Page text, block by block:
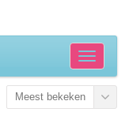
Meest bekeken